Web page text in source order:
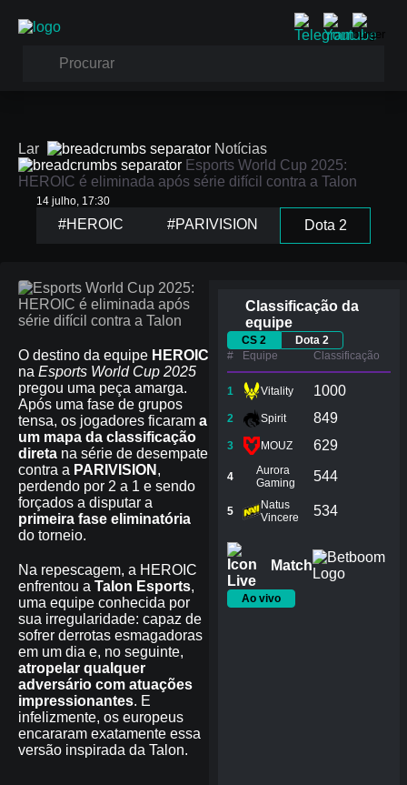
Lar
Notícias
Esports World Cup 2025:
HEROIC é eliminada após série difícil contra a Talon
14 julho, 17:30
#HEROIC #PARIVISION Dota 2
Esports World Cup
O destino da equipe HEROIC
na Esports World Cup 2025
pregou uma peça amarga.
Após uma fase de grupos
tensa, os jogadores ficaram a
um mapa da classificação
direta na série de desempate
contra a PARIVISION ,
perdendo por 2 a 1 e sendo
forçados a disputar a
primeira fase eliminatória
do torneio.
Na repescagem, a HEROIC
enfrentou a Talon Esports,
uma equipe conhecida por
sua irregularidade: capaz de
sofrer derrotas esmagadoras
em um dia e, no seguinte,
atropelar qualquer
adversário com atuações
impressionantes. E
infelizmente, os europeus
encararam exatamente essa
versão inspirada da Talon.
Classificação da
equipe
CS 2
Dota 2
#
Equipe Сlassificação
1 Vitality 1000
2 Spirit 849
3 MOUZ 629
4
Aurora
Gaming
544
5
Natus
Vincere
534
Match
Ao vivo